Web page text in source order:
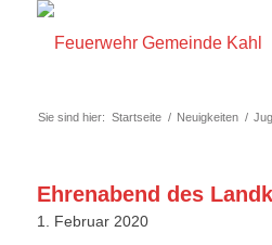
Sie sind hier: Startseite / Neuigkeiten /
Ehrenabend des
1. Februar 2020